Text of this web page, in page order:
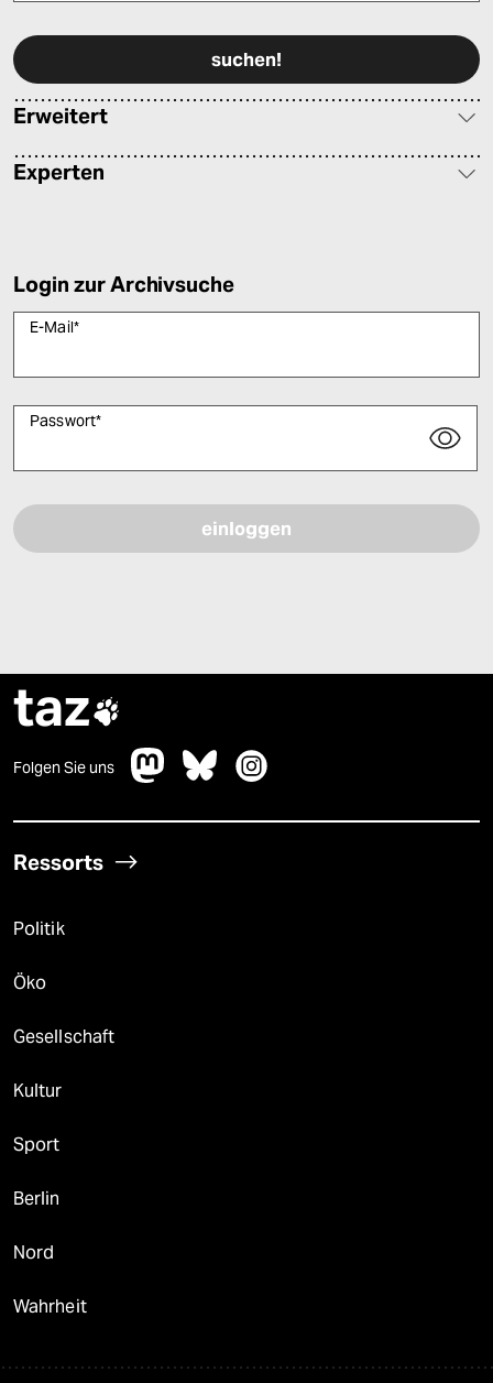
Erweitert
Experten
Login zur Archivsuche
E-Mail*
Passwort*
taz
Folgen Sie uns
Ressorts
Politik
Öko
Gesellschaft
Kultur
Sport
Berlin
Nord
Wahrheit